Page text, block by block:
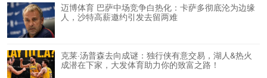
迈博体育 巴萨中场竞争白热化：卡萨多彻底沦为边缘
人，沙特高薪邀约引发去留两难
克莱·汤普森去向成谜：独行侠有意交易，湖人&热火
成潜在下家，大发体育助力你的致富之路！